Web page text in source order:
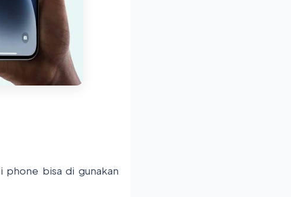
phone bisa di gunakan